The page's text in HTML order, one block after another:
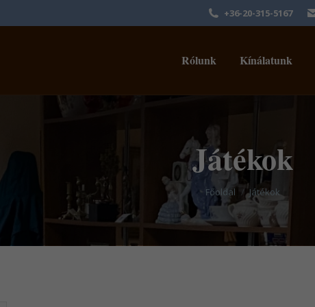
+36-20-315-5167
Rólunk Kínálatunk
Játékok
You are here:
Főoldal Játékok